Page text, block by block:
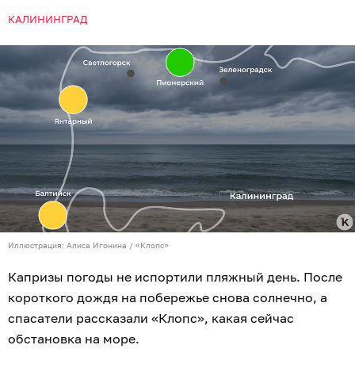
КАЛИНИНГРАД
Иллюстрация: Алиса Игонина / «Клопс»
Капризы погоды не испортили пляжный день. После
короткого дождя на побережье снова солнечно, а
спасатели рассказали «Клопс», какая сейчас
обстановка на море.